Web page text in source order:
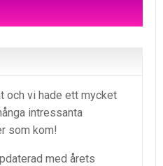
och vi hade ett mycket
intressanta
som kom!
med årets